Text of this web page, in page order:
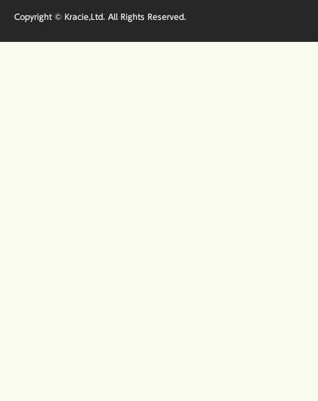
Copyright © Kracie,Ltd. All Rights Reserved.